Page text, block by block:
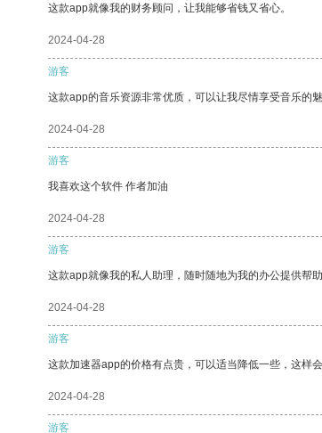
这款app就像我的财务顾问，让我能够省钱又省心。
2024-04-28
游客
这款app的音乐资源非常优质，可以让我尽情享受音乐的魅
2024-04-28
游客
我喜欢这个软件 作者加油
2024-04-28
游客
这款app就像我的私人助理，随时随地为我的办公提供帮助
2024-04-28
游客
这款加速器app的价格有点贵，可以适当降低一些，这样会
2024-04-28
游客